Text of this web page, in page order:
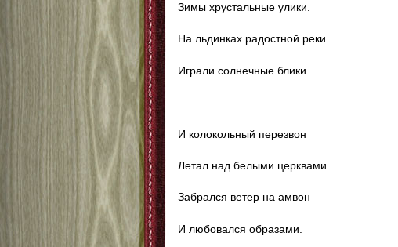
Зимы хрустальные улики.
На льдинках радостной реки
Играли солнечные блики.
И колокольный перезвон
Летал над белыми церквами.
Забрался ветер на амвон
И любовался образами.